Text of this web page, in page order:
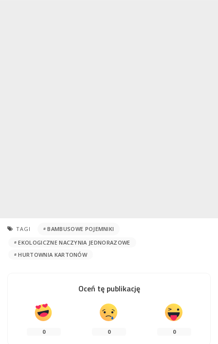
TAGI
BAMBUSOWE POJEMNIKI
EKOLOGICZNE NACZYNIA JEDNORAZOWE
HURTOWNIA KARTONÓW
Oceń tę publikację
0 0 0